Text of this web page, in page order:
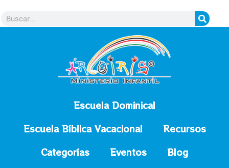
Escuela Dominical
Escuela Bíblica Vacacional
Recursos
Categorías
Eventos Blog